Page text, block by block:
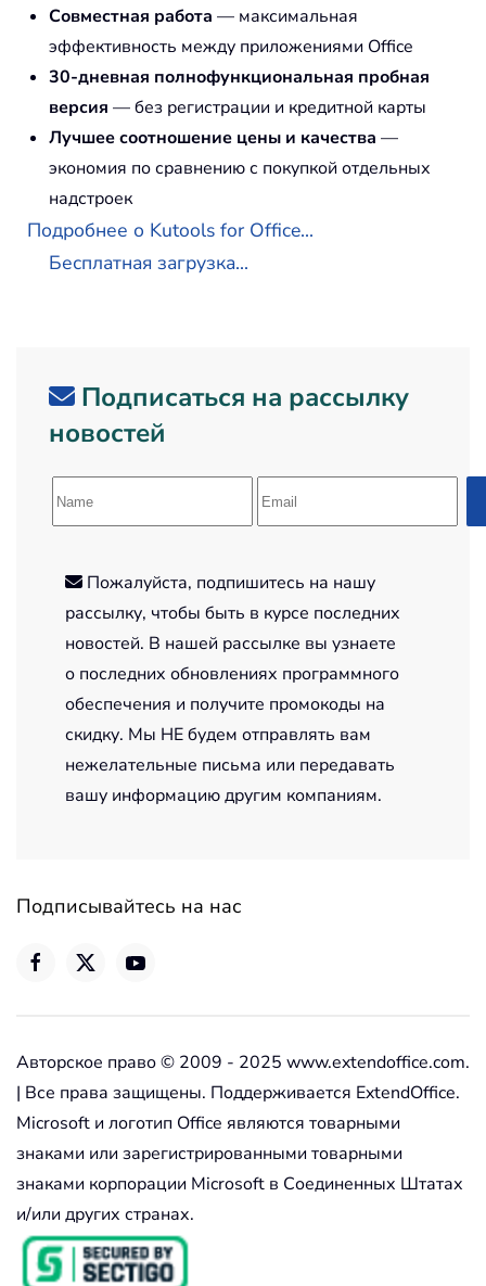
Совместная работа — максимальная
эффективность между приложениями Office
30-дневная полнофункциональная пробная
версия — без регистрации и кредитной карты
Лучшее соотношение цены и качества —
экономия по сравнению с покупкой отдельных
надстроек
Подробнее о Kutools for Office...
Бесплатная загрузка...
Подписаться на рассылку
новостей
Пожалуйста, подпишитесь на нашу
рассылку, чтобы быть в курсе последних
новостей. В нашей рассылке вы узнаете
о последних обновлениях программного
обеспечения и получите промокоды на
скидку. Мы НЕ будем отправлять вам
нежелательные письма или передавать
вашу информацию другим компаниям.
Подписывайтесь на нас
Авторское право © 2009 - 2025 www.extendoffice.com.
| Все права защищены. Поддерживается ExtendOffice.
Microsoft и логотип Office являются товарными
знаками или зарегистрированными товарными
знаками корпорации Microsoft в Соединенных Штатах
и/или других странах.